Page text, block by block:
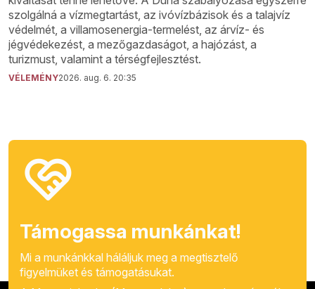
szolgálná a vízmegtartást, az ivóvízbázisok és a talajvíz
védelmét, a villamosenergia-termelést, az árvíz- és
jégvédekezést, a mezőgazdaságot, a hajózást, a
turizmust, valamint a térségfejlesztést.
VÉLEMÉNY2026. aug. 6. 20:35
Támogassa munkánkat!
Mi a munkánkkal háláljuk meg a megtisztelő
figyelmüket és támogatásukat.